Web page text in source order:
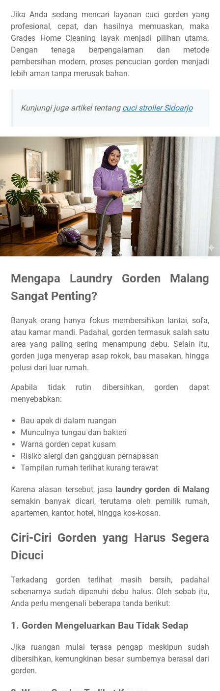
Jika Anda sedang mencari layanan cuci gorden yang
profesional, cepat, dan hasilnya memuaskan, maka
Grades Home Cleaning layak menjadi pilihan utama.
Dengan tenaga berpengalaman dan metode
pembersihan modern, proses pencucian gorden menjadi
lebih aman tanpa merusak bahan.
Kunjungi juga artikel tentang cuci stroller Sidoarjo
Mengapa Laundry Gorden Malang
Sangat Penting?
Banyak orang hanya fokus membersihkan lantai, sofa,
atau kamar mandi. Padahal, gorden termasuk salah satu
area yang paling sering menampung debu. Selain itu,
gorden juga menyerap asap rokok, bau masakan, hingga
polusi dari luar rumah.
Apabila tidak rutin dibersihkan, gorden dapat
menyebabkan:
Bau apek di dalam ruangan
Munculnya tungau dan bakteri
Warna gorden cepat kusam
Risiko alergi dan gangguan pernapasan
Tampilan rumah terlihat kurang terawat
Karena alasan tersebut, jasa laundry gorden di Malang
semakin banyak dicari, terutama oleh pemilik rumah,
apartemen, kantor, hotel, hingga kos-kosan.
Ciri-Ciri Gorden yang Harus Segera
Dicuci
Terkadang gorden terlihat masih bersih, padahal
sebenarnya sudah dipenuhi debu halus. Oleh sebab itu,
Anda perlu mengenali beberapa tanda berikut:
1. Gorden Mengeluarkan Bau Tidak Sedap
Jika ruangan mulai terasa pengap meskipun sudah
dibersihkan, kemungkinan besar sumbernya berasal dari
gorden.